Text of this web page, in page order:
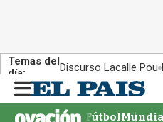
Temas del
día:
Discurso Lacalle Pou
n
Fútbol